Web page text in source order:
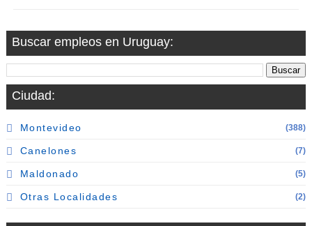
Buscar empleos en Uruguay:
Ciudad:
Montevideo (388)
Canelones (7)
Maldonado (5)
Otras Localidades (2)